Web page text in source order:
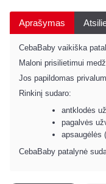
Aprašymas
CebaBaby vaikiška
Maloni prisilietimui
Jos papildomas
Rinkinį sudaro:
antklodės
pagalvės
apsaugėlės
CebaBaby patalynė